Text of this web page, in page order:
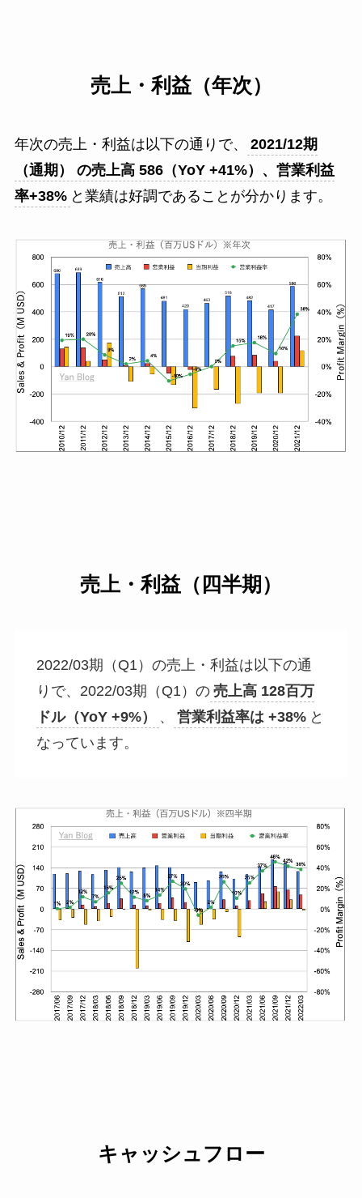
売上・利益（年次）
年次の売上・利益は以下の通りで、
2021/12期
（通期） の売上高 586（YoY +41%） 、 営業利益
率+38% と業績は好調であることが分かります。
売上・利益（四半期）
2022/03期（Q1）の売上・利益は以下の通
りで、2022/03期（Q1）の 売上高 128百万
ドル（YoY +9%）
、 営業利益率は +38% と
なっています。
キャッシュフロー